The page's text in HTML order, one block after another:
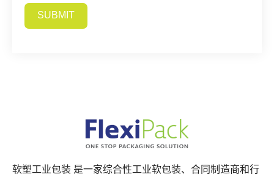
SUBMIT
软塑工业包装 是一家综合性工业软包装、合同制造商和行